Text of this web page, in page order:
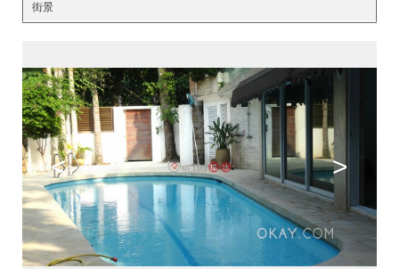
街景
< >